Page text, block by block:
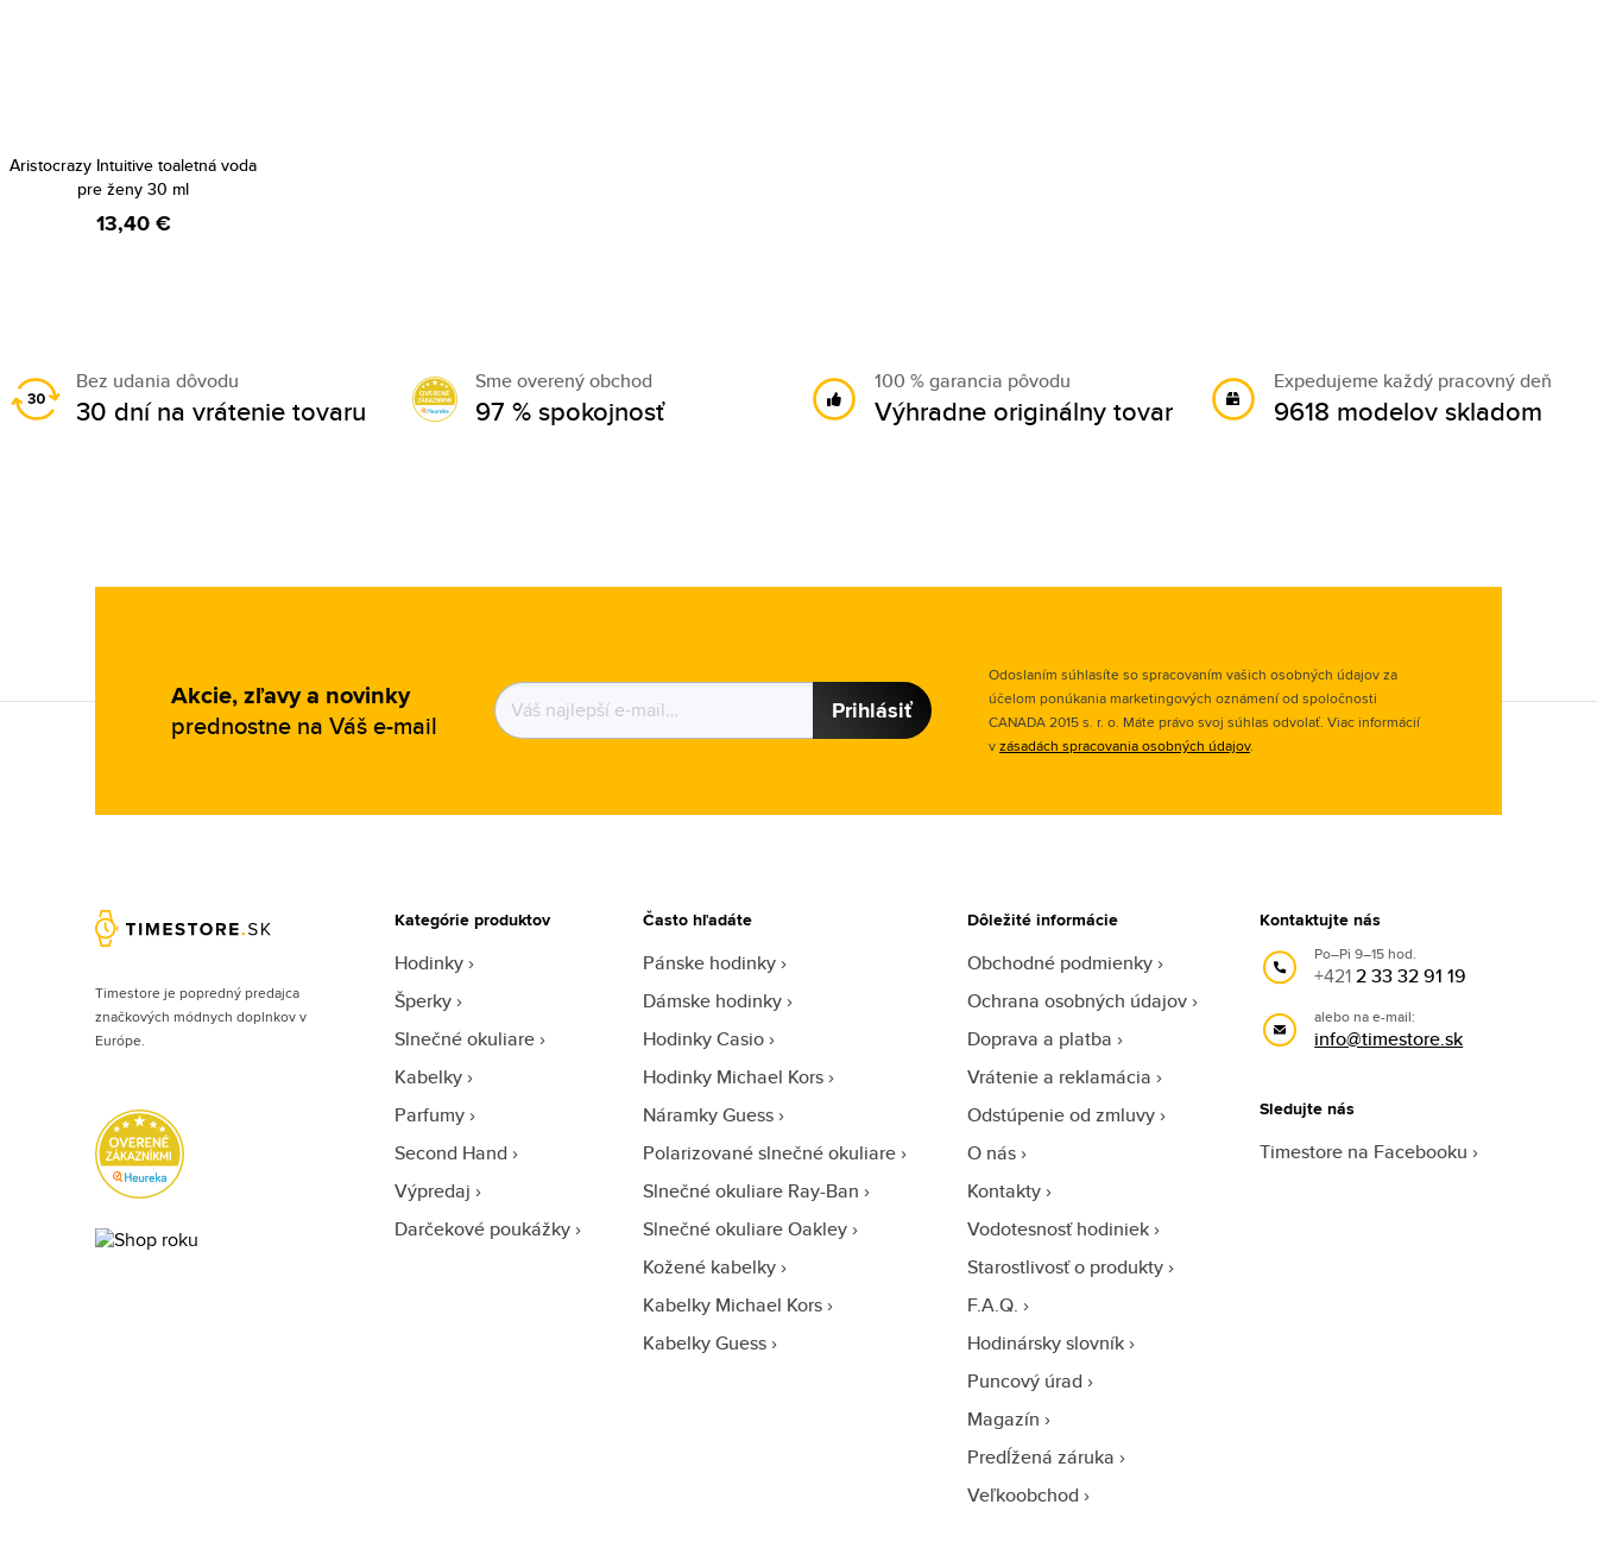
Aristocrazy Intuitive toaletná voda
pre ženy 30 ml
13,40 €
Bez udania dôvodu
30 dní na vrátenie tovaru
Sme overený obchod
97 % spokojnosť
100 % garancia pôvodu
Výhradne originálny tovar
Expedujeme každý pracovný deň
9618 modelov skladom
Akcie, zľavy a novinky
prednostne na Váš e-mail Prihlásiť
Odoslaním súhlasíte so spracovaním vašich osobných údajov za
účelom ponúkania marketingových oznámení od spoločnosti
CANADA 2015 s. r. o. Máte právo svoj súhlas odvolať. Viac informácií
vzásadách spracovania osobných údajov.
Timestore je popredný predajca
značkových módnych doplnkov v
Európe.
Kategórie produktov
Hodinky
Šperky
Slnečné okuliare
Kabelky
Parfumy
Second Hand
Výpredaj
Darčekové poukážky
Často hľadáte
Pánske hodinky
Dámske hodinky
Hodinky Casio
Hodinky Michael Kors
Náramky Guess
Polarizované slnečné okuliare
Slnečné okuliare Ray-Ban
Slnečné okuliare Oakley
Kožené kabelky
Kabelky Michael Kors
Kabelky Guess
Dôležité informácie
Obchodné podmienky
Ochrana osobných údajov
Doprava a platba
Vrátenie a reklamácia
Odstúpenie od zmluvy
O nás
Kontakty
Vodotesnosť hodiniek
Starostlivosť o produkty
F.A.Q.
Hodinársky slovník
Puncový úrad
Magazín
Predĺžená záruka
Veľkoobchod
Kontaktujte nás
Po–Pi 9–15 hod.
+4212 33 32 91 19
alebo na e-mail:
info@timestore.sk
Sledujte nás
Timestore na Facebooku